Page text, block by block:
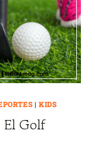
|KIDS
El Golf